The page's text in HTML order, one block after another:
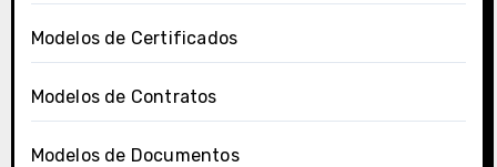
Modelos de Certificados
Modelos de Contratos
Modelos de Documentos